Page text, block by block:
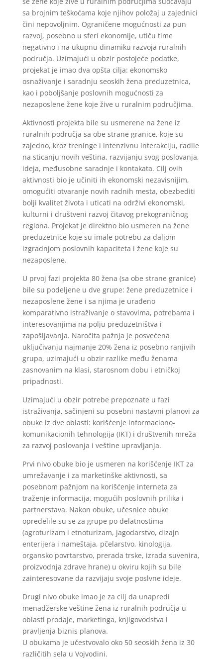
sa brojnim teškoćama koje njihov položaj u zajednici
čini nepovoljnim. Ograničene mogućnosti za pun
razvoj, posebno u sferi ekonomije, utiču time
negativno i na ukupnu dinamiku razvoja ruralnih
područja. Uzimajući u obzir postojeće podatke,
projekat je imao dva opšta cilja: ekonomsko
osnaživanje i saradnju seoskih žena preduzetnica,
kao i poboljšanje poslovnih mogućnosti za
nezaposlene žene koje žive u ruralnim područjima.
Aktivnosti projekta bile su usmerene na žene iz
ruralnih područja sa obe strane granice, koje su
zajedno, kroz treninge i intenzivnu interakciju, radile
na sticanju novih veština, razvijanju svog poslovanja,
ideja, međusobne saradnje i kontakata. Cilj ovih
aktivnosti bio je učiniti ih ekonomski nezavisnijim,
omogućiti otvaranje novih radnih mesta, obezbediti
bolji kvalitet života i uticati na održivi ekonomski,
kulturni i društveni razvoj čitavog prekograničnog
regiona. Projekat je direktno bio usmeren na žene
preduzetnice koje su imale potrebu za daljom
izgradnjom poslovnih kapaciteta i žene koje su
nezaposlene.
U prvoj fazi projekta 80 žena (sa obe strane granice)
bile su podeljene u dve grupe: žene preduzetnice i
nezaposlene žene i sa njima je urađeno
komparativno istraživanje o stavovima, potrebama i
interesovanjima na polju preduzetništva i
zapošljavanja. Naročita pažnja je posvećena
uključivanju najmanje 20% žena iz posebno ranjivih
grupa, uzimajući u obzir razlike među ženama
zasnovanim na klasi, starosnom dobu i etničkoj
pripadnosti.
Uzimajući u obzir potrebe prepoznate u fazi
istraživanja, sačinjeni su posebni nastavni planovi za
obuke iz dve oblasti: korišćenje informaciono-
komunikacionih tehnologija (IKT) i društvenih mreža
za razvoj poslovanja i veštine upravljanja.
Prvi nivo obuke bio je usmeren na korišćenje IKT za
umrežavanje i za marketinške aktivnosti, sa
posebnom pažnjom na korišćenje interneta za
traženje informacija, mogućih poslovnih prilika i
partnerstava. Nakon obuke, učesnice obuke
opredelile su se za grupe po delatnostima
(agroturizam i etnoturizam, jagodarstvo, dizajn
enterijera i nameštaja, pčelarstvo, kinologija,
organsko povrtarstvo, prerada trske, izrada suvenira,
proizvodnja zdrave hrane) u okviru kojih su bile
zainteresovane da razvijaju svoje poslvne ideje.
Drugi nivo obuke imao je za cilj da unapredi
menadžerske veštine žena iz ruralnih područja u
oblasti prodaje, marketinga, knjigovodstva i
pravljenja biznis planova.
U obukama je učestvovalo oko 50 seoskih žena iz 30
različitih sela u Vojvodini.